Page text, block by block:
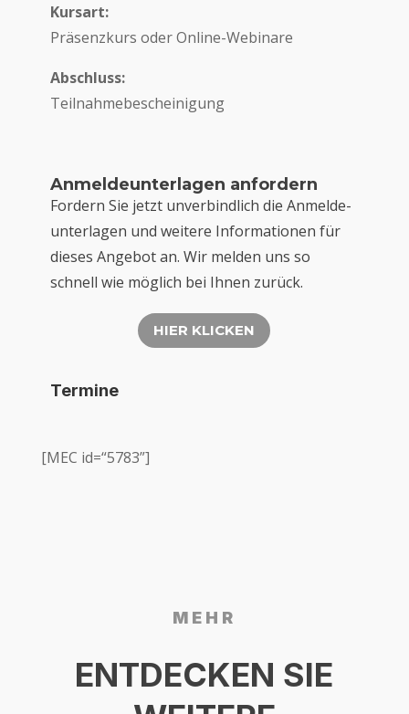
Kurs­art:
Prä­senz­kurs oder Online-Webinare
Abschluss:
Teil­nah­me­be­schei­ni­gung
Anmel­de­un­ter­la­gen anfordern
For­dern Sie jetzt unver­bind­lich die Anmel­de­
un­ter­la­gen und wei­te­re Infor­ma­tio­nen für
die­ses Ange­bot an. Wir mel­den uns so
schnell wie mög­lich bei Ihnen zurück.
HIER KLI­CKEN
Ter­mi­ne
[MEC id=“5783”]
MEHR
ENT­DE­CKEN SIE